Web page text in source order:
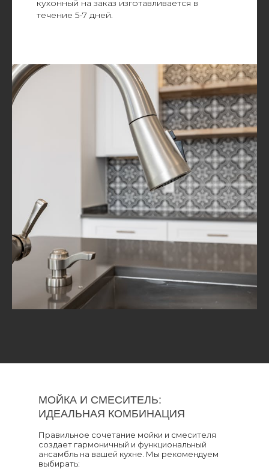
кухонный на заказ изготавливается в
течение 5-7 дней.
Правильное сочетание мойки и смесителя
создает гармоничный и функциональный
ансамбль на вашей кухне. Мы рекомендуем
выбирать:
МОЙКА И СМЕСИТЕЛЬ:
ИДЕАЛЬНАЯ КОМБИНАЦИЯ